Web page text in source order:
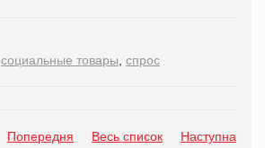
социальные товары спрос
Попередня Весь список Наступна